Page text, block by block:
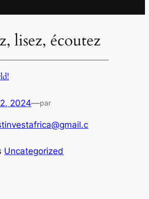
lisez, écoutez
2024—par
Uncategorized